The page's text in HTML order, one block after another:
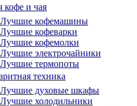
кофе и чая
Лучшие кофемашины
Лучшие кофеварки
Лучшие кофемолки
Лучшие электрочайники
Лучшие термопоты
техника
Лучшие духовые шкафы
Лучшие холодильники